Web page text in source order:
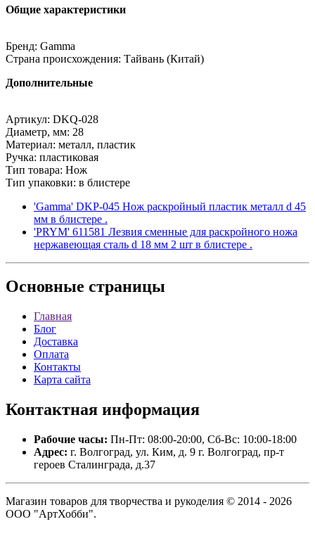
Общие характеристики
Бренд: Gamma
Страна происхождения: Тайвань (Китай)
Дополнительные
Артикул: DKQ-028
Диаметр, мм: 28
Материал: металл, пластик
Ручка: пластиковая
Тип товара: Нож
Тип упаковки: в блистере
'Gamma' DKP-045 Нож раскройный пластик металл d 45
мм в блистере .
'PRYM' 611581 Лезвия сменные для раскройного ножа
нержавеющая сталь d 18 мм 2 шт в блистере .
Основные страницы
Главная
Блог
Доставка
Оплата
Контакты
Карта сайта
Контактная информация
Рабочие часы: Пн-Пт: 08:00-20:00, Сб-Вс: 10:00-18:00
Адрес: г. Волгоград, ул. Ким, д. 9 г. Волгоград, пр-т
героев Сталинграда, д.37
Магазин товаров для творчества и рукоделия © 2014 - 2026
ООО "АртХобби".